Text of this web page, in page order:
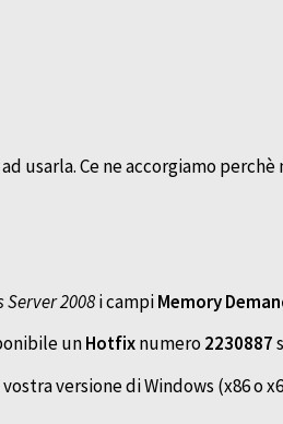
usarla. Ce ne accorgiamo
Server 2008i campiMemory
unHotfixnumero 2230887
versione di Windows (x86